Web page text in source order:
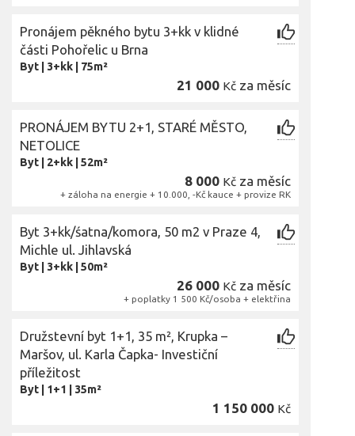
Pronájem pěkného bytu 3+kk v klidné
části Pohořelic u Brna
Byt 3+kk 75m²
21 000 Kč za měsíc
PRONÁJEM BYTU 2+1, STARÉ MĚSTO,
NETOLICE
Byt 2+kk 52m²
8 000 Kč za měsíc
+ záloha na energie + 10.000, -Kč kauce + provize RK
Byt 3+kk/śatna/komora, 50 m2 v Praze 4,
Michle ul. Jihlavská
Byt 3+kk 50m²
26 000 Kč za měsíc
+ poplatky 1 500 Kč/osoba + elektřina
Družstevní byt 1+1, 35 m², Krupka –
Maršov, ul. Karla Čapka- Investiční
příležitost
Byt 1+1 35m²
1 150 000 Kč